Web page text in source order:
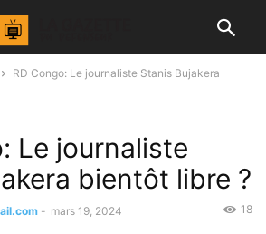
RD Congo: Le journaliste Stanis Bujakera
Le journaliste
bientôt libre ?
- mars 19, 2024 18